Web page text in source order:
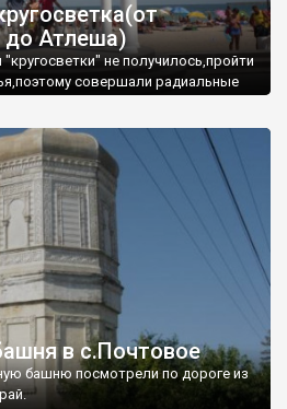
до Атлеша)
не получилось,пройти
совершали радиальные
в с.Почтовое
башню посмотрели по дороге из